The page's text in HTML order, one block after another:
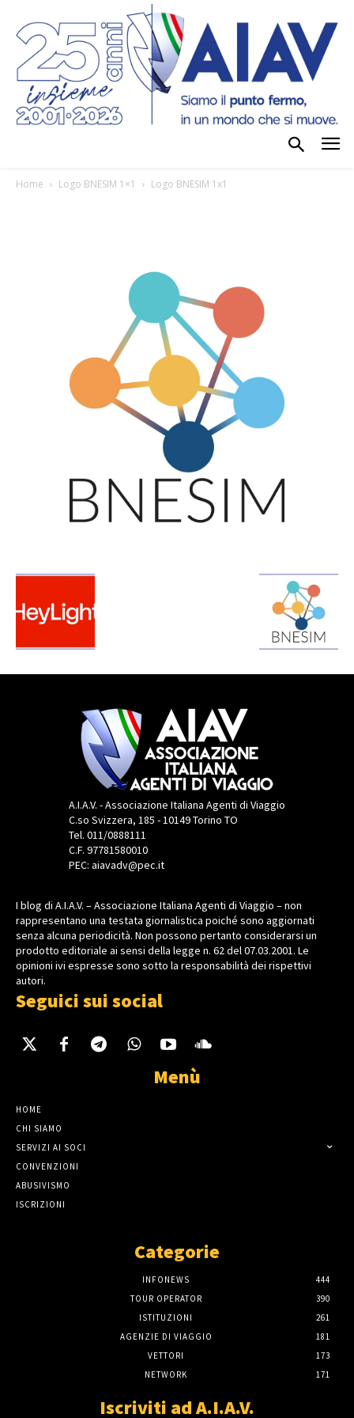
Home Logo BNESIM 1×1 Logo BNESIM 1x1
A.I.A.V. - Associazione Italiana Agenti di Viaggio
C.so Svizzera, 185 - 10149 Torino TO
Tel. 011/0888111
C.F. 97781580010
PEC: aiavadv@pec.it
I blog di A.I.A.V. – Associazione Italiana Agenti di Viaggio – non
rappresentano una testata giornalistica poiché sono aggiornati
senza alcuna periodicità. Non possono pertanto considerarsi un
prodotto editoriale ai sensi della legge n. 62 del 07.03.2001. Le
opinioni ivi espresse sono sotto la responsabilità dei rispettivi
autori.
Seguici sui social
Menù
HOME
CHI SIAMO
SERVIZI AI SOCI
CONVENZIONI
ABUSIVISMO
ISCRIZIONI
Categorie
INFONEWS
444
TOUR OPERATOR
390
ISTITUZIONI
261
AGENZIE DI VIAGGIO
181
VETTORI
173
NETWORK
171
Iscriviti ad A.I.A.V.